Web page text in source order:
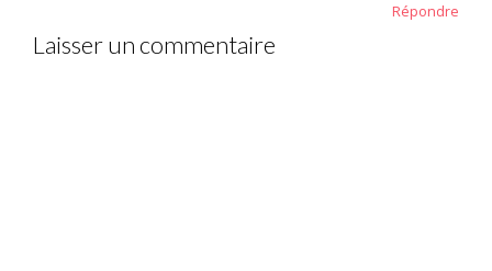
Répondre
Laisser un commentaire